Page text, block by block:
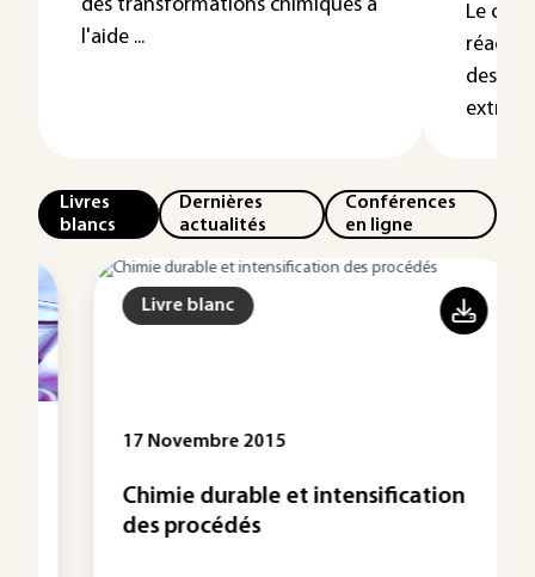
des transformations chimiques à
l'aide ...
Le
des
Livres
blancs
Dernières
actualités
Conférences
en ligne
Livre blanc
17 Novembre 2015
Chimie durable et intensification
des procédés